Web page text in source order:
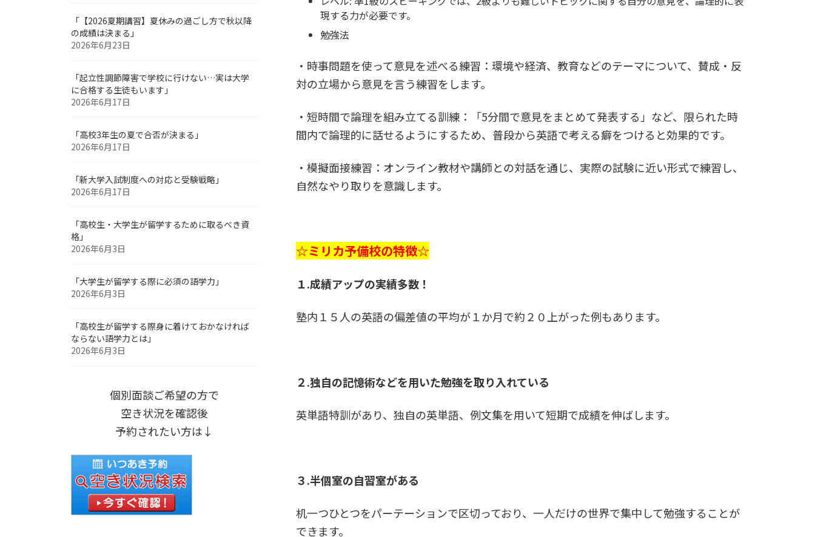
現する力が必要です。
勉強法
・時事問題を使って意見を述べる練習：環境や経済、教育などのテーマについて、賛成・反
対の立場から意見を言う練習をします。
・短時間で論理を組み立てる訓練：「5分間で意見をまとめて発表する」など、限られた時
間内で論理的に話せるようにするため、普段から英語で考える癖をつけると効果的です。
・模擬面接練習：オンライン教材や講師との対話を通じ、実際の試験に近い形式で練習し、
自然なやり取りを意識します。
☆ミリカ予備校の特徴☆
１.成績アップの実績多数！
塾内１５人の英語の偏差値の平均が１か月で約２０上がった例もあります。
２.独自の記憶術などを用いた勉強を取り入れている
英単語特訓があり、独自の英単語、例文集を用いて短期で成績を伸ばします。
３.半個室の自習室がある
机一つひとつをパーテーションで区切っており、一人だけの世界で集中して勉強することが
できます。
「【2026夏期講習】夏休みの過ごし方で秋以降
の成績は決まる」
2026年6月23日
「起立性調節障害で学校に行けない…実は大学
に合格する生徒もいます」
2026年6月17日
「高校3年生の夏で合否が決まる」
2026年6月17日
「新大学入試制度への対応と受験戦略」
2026年6月17日
「高校生・大学生が留学するために取るべき資
格」
2026年6月3日
「大学生が留学する際に必須の語学力」
2026年6月3日
「高校生が留学する際身に着けておかなければ
ならない語学力とは」
2026年6月3日
個別面談ご希望の方で
空き状況を確認後
予約されたい方は↓